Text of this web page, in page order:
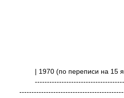
| 1970 (по переписи на 15